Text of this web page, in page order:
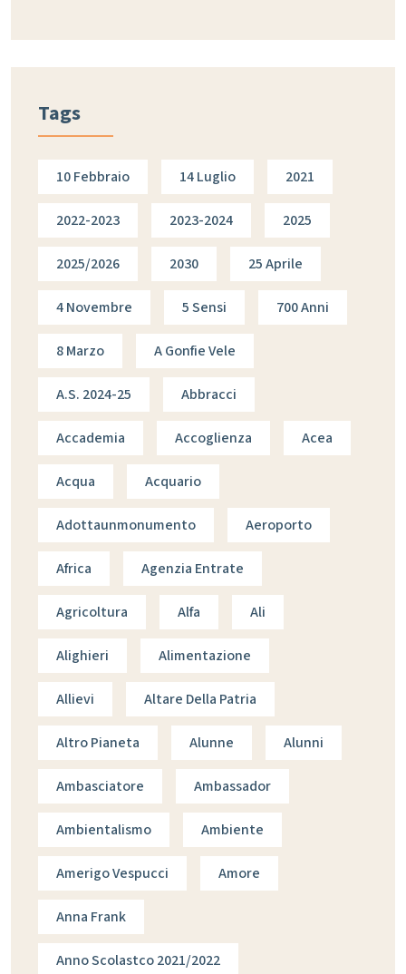
Tags
10 Febbraio 14 Luglio 2021
2022-2023 2023-2024 2025
2025/2026 2030 25 Aprile
4 Novembre 5 Sensi 700 Anni
8 Marzo A Gonfie Vele
A.s. 2024-25 Abbracci
Accademia Accoglienza Acea
Acqua Acquario
Adottaunmonumento Aeroporto
Africa Agenzia Entrate
Agricoltura Alfa Ali
Alighieri Alimentazione
Allievi Altare Della Patria
Altro Pianeta Alunne Alunni
Ambasciatore Ambassador
Ambientalismo Ambiente
Amerigo Vespucci Amore
Anna Frank
Anno Scolastco 2021/2022